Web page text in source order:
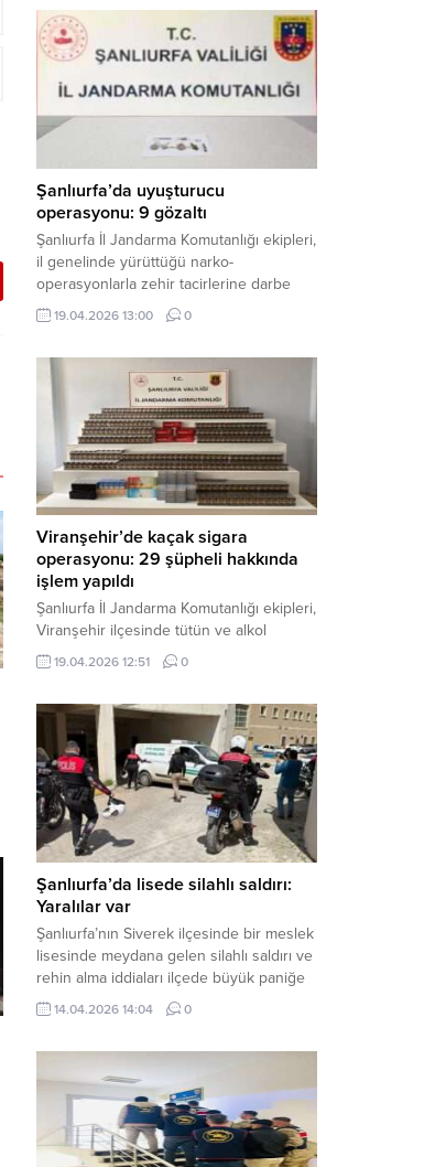
mühimmat ele geçirildi. Haber Merkezi –
Şanlıurfa Valiliği İl Basın ve Halkla İlişkiler
Müdürlüğü tarafından yapılan açıklamaya
göre; 17 Nisan...
Şanlıurfa’da uyuşturucu
operasyonu: 9 gözaltı
Şanlıurfa İl Jandarma Komutanlığı ekipleri,
il genelinde yürüttüğü narko-
operasyonlarla zehir tacirlerine darbe
indirdi. Üç ilçede eş zamanlı
gerçekleştirilen faaliyetlerde çeşitli
şüpheli hakkında adli işlem başlatıldı.
Haber Merkezi – Şanlıurfa Valiliği İl Basın
ve Halkla İlişkiler Müdürlüğü’nden yapılan
açıklamaya göre, İl Jandarma Komutanlığı
tarafından “Narkotik Suçlarla...
19.04.2026 13:00 0
Viranşehir’de kaçak sigara
operasyonu: 29 şüpheli hakkında
işlem yapıldı
Şanlıurfa İl Jandarma Komutanlığı ekipleri,
Viranşehir ilçesinde tütün ve alkol
kaçakçılığına yönelik yürüttüğü kapsamlı
çalışmalar neticesinde binlerce paket
Operasyon kapsamında çok sayıda şahıs
hakkında adli süreç başlatıldı. Haber
Merkezi – Şanlıurfa Valiliği bünyesinde İl
Jandarma Komutanlığı tarafından
gerçekleştirilen “Tütün ve Alkol
Kaçakçılarına Yönelik Çalışmalar” tüm...
19.04.2026 12:51 0
Şanlıurfa’da lisede silahlı saldırı:
Yaralılar var
Şanlıurfa’nın Siverek ilçesinde bir meslek
lisesinde meydana gelen silahlı saldırı ve
rehin alma iddiaları ilçede büyük paniğe
neden oldu. Olay yerine çok sayıda özel
harekat polisi ve sağlık ekibi sevk
çalışmaları devam ediyor. Haber Merkezi
– Siverek ilçesi Hasan Çelebi
Mahallesi’nde bulunan Ahmet Koyuncu
Mesleki...
14.04.2026 14:04 0